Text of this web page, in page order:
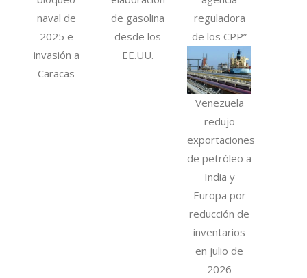
naval de
2025 e
invasión a
Caracas
de gasolina
desde los
EE.UU.
reguladora
de los CPP”
Venezuela
redujo
exportaciones
de petróleo a
India y
Europa por
reducción de
inventarios
en julio de
2026